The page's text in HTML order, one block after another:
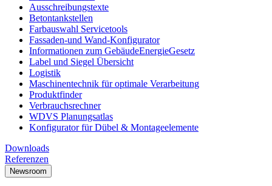
Ausschreibungstexte
Betontankstellen
Farbauswahl Servicetools
Fassaden-und Wand-Konfigurator
Informationen zum GebäudeEnergieGesetz
Label und Siegel Übersicht
Logistik
Maschinentechnik für optimale Verarbeitung
Produktfinder
Verbrauchsrechner
WDVS Planungsatlas
Konfigurator für Dübel & Montageelemente
Downloads
Referenzen
Newsroom